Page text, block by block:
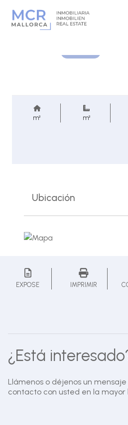
m² m²
Ubicación
EXPOSE IMPRIMIR
¿Está
Llámenos o déjenos un
contacto con usted en la mayor